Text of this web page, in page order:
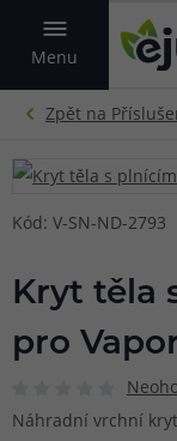
Menu
VYHLEDAT
Kód: V-SN-ND-2793
Kryt těla
pro
Náhradní vrchní